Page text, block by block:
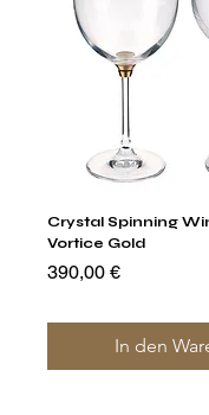
Crystal Spinning
Vortice Gold
Preis
390,00 €
In den